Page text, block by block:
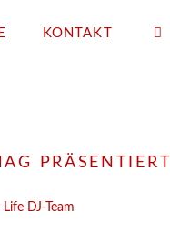
KONTAKT
PRÄSENTIERT